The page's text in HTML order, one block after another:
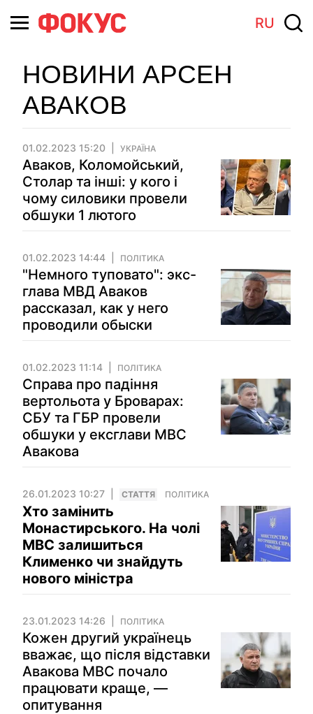
RU
НОВИНИ АРСЕН
АВАКОВ
01.02.2023 15:20 УКРАЇНА
Аваков, Коломойський,
Столар та інші: у кого і
чому силовики провели
обшуки 1 лютого
01.02.2023 14:44 ПОЛІТИКА
"Немного туповато": экс-
глава МВД Аваков
рассказал, как у него
проводили обыски
01.02.2023 11:14 ПОЛІТИКА
Справа про падіння
вертольота у Броварах:
СБУ та ГБР провели
обшуки у ексглави МВС
Авакова
26.01.2023 10:27 СТАТТЯ ПОЛІТИКА
Хто замінить
Монастирського. На чолі
МВС залишиться
Клименко чи знайдуть
нового міністра
23.01.2023 14:26 ПОЛІТИКА
Кожен другий українець
вважає, що після відставки
Авакова МВС почало
працювати краще, —
опитування